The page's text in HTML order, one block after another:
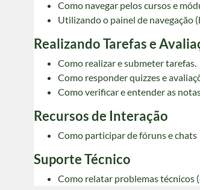
Como navegar pelos cursos e
Utilizando o painel de navegação
Realizando Tarefas e
Como realizar e submeter tarefas.
Como responder quizzes e
Como verificar e entender as
Recursos de Interação
Como participar de fóruns e chats
Suporte Técnico
Como relatar problemas técnicos